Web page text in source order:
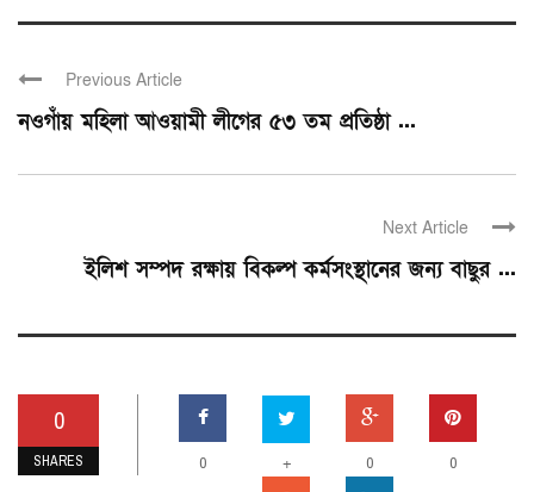
Previous Article
নওগাঁয় মহিলা আওয়ামী লীগের ৫৩ তম প্রতিষ্ঠা ...
Next Article
ইলিশ সম্পদ রক্ষায় বিকল্প কর্মসংস্থানের জন্য বাছুর ...
0
SHARES 0 + 0 0